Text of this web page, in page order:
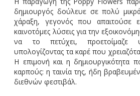
δημιουργός δούλευε σε πολύ
χάραξη, γεγονός που απαιτούσε
καινοτόμες λύσεις για την
να το πετύχει, προετοίμαζε
υπολογίζοντας τα καρέ που
Η επιμονή και η δημιουργικότητα
καρπούς: η ταινία της, ήδη
διεθνών φεστιβάλ.